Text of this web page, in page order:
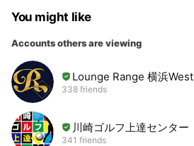
You might like
Accounts others are viewing
Lounge Range 横浜West
338 friends
川崎ゴルフ上達センター
341 friends